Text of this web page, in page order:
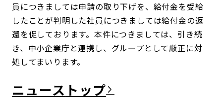
員につきましては申請の取り下げを、給付金を受給
したことが判明した社員につきましては給付金の返
還を促しております。本件につきましては、引き続
き、中小企業庁と連携し、グループとして厳正に対
処してまいります。
ニュース